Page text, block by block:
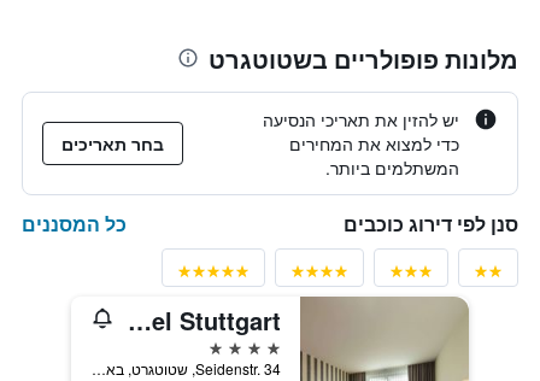
מלונות פופולריים בשטוטגרט
יש להזין את תאריכי הנסיעה
כדי למצוא את המחירים
המשתלמים ביותר.
בחר תאריכים
סנן לפי דירוג כוכבים כל המסננים
Maritim Hotel Stuttgart
4 כוכבים
Seidenstr. 34, שטוטגרט, באדן-ווירטמברג, גרמניה